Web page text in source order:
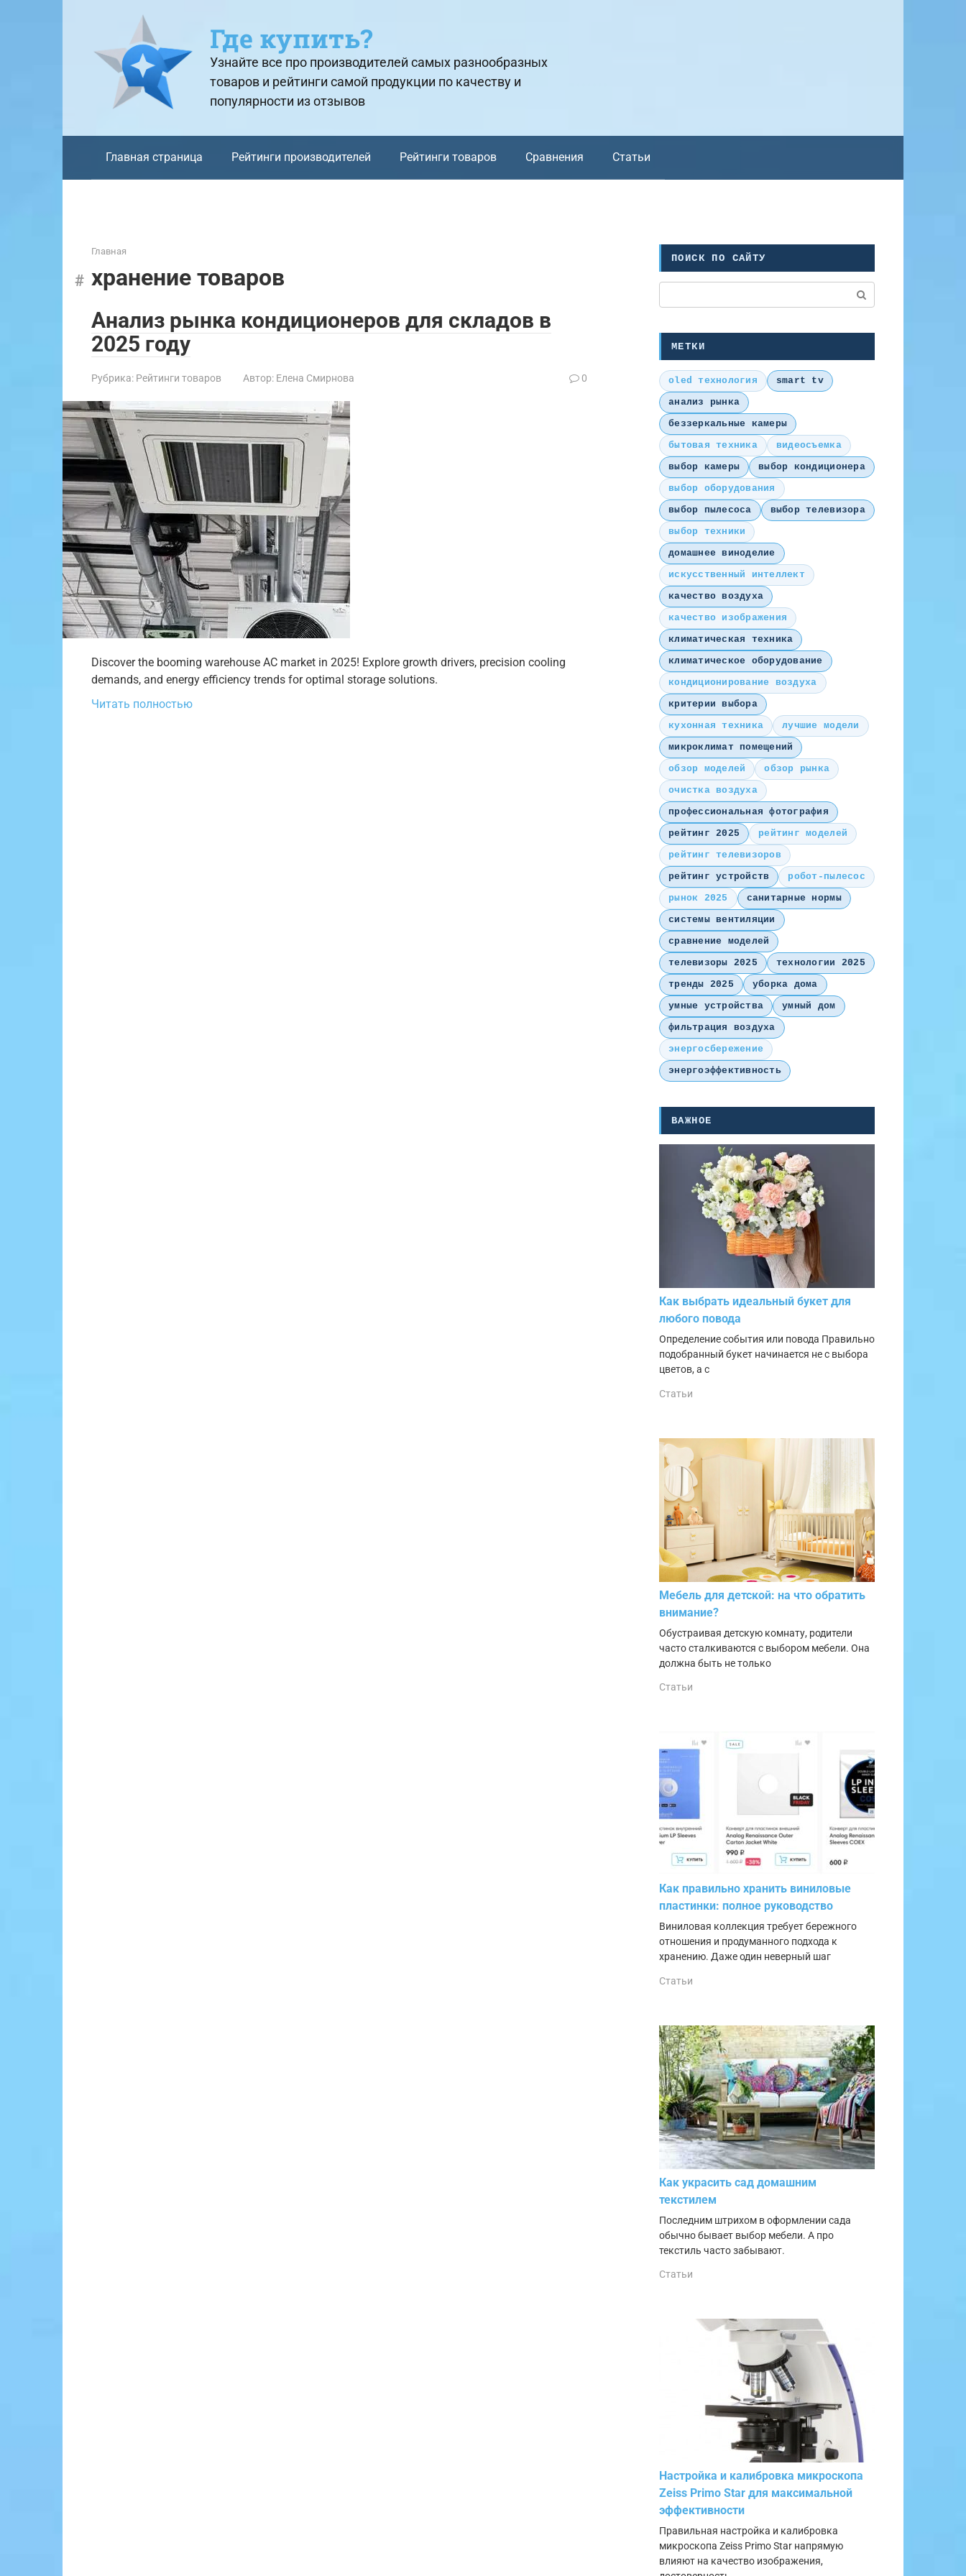
Где купить?
Узнайте все про производителей самых разнообразных
товаров и рейтинги самой продукции по качеству и
популярности из отзывов
Главная страница Рейтинги производителей Рейтинги товаров Сравнения Статьи
Главная
хранение товаров
Анализ рынка кондиционеров для складов в
2025 году
Рубрика: Рейтинги товаров Автор: Елена Смирнова 0
Discover the booming warehouse AC market in 2025! Explore growth drivers, precision cooling
demands, and energy efficiency trends for optimal storage solutions.
Читать полностью
ПОИСК ПО САЙТУ
МЕТКИ
oled технология
smart tv
анализ рынка
беззеркальные камеры
бытовая техника
видеосъемка
выбор камеры
выбор кондиционера
выбор оборудования
выбор пылесоса
выбор телевизора
выбор техники
домашнее виноделие
искусственный интеллект
качество воздуха
качество изображения
климатическая техника
климатическое оборудование
кондиционирование воздуха
критерии выбора
кухонная техника
лучшие модели
микроклимат помещений
обзор моделей
обзор рынка
очистка воздуха
профессиональная фотография
рейтинг 2025
рейтинг моделей
рейтинг телевизоров
рейтинг устройств
робот-пылесос
рынок 2025
санитарные нормы
системы вентиляции
сравнение моделей
телевизоры 2025
технологии 2025
тренды 2025
уборка дома
умные устройства
умный дом
фильтрация воздуха
энергосбережение
энергоэффективность
ВАЖНОЕ
Как выбрать идеальный букет для
любого повода
Определение события или повода Правильно
подобранный букет начинается не с выбора
цветов, а с
Статьи
Мебель для детской: на что обратить
внимание?
Обустраивая детскую комнату, родители
часто сталкиваются с выбором мебели. Она
должна быть не только
Статьи
Как правильно хранить виниловые
пластинки: полное руководство
Виниловая коллекция требует бережного
отношения и продуманного подхода к
хранению. Даже один неверный шаг
Статьи
Как украсить сад домашним
текстилем
Последним штрихом в оформлении сада
обычно бывает выбор мебели. А про
текстиль часто забывают.
Статьи
Настройка и калибровка микроскопа
Zeiss Primo Star для максимальной
эффективности
Правильная настройка и калибровка
микроскопа Zeiss Primo Star напрямую
влияют на качество изображения,